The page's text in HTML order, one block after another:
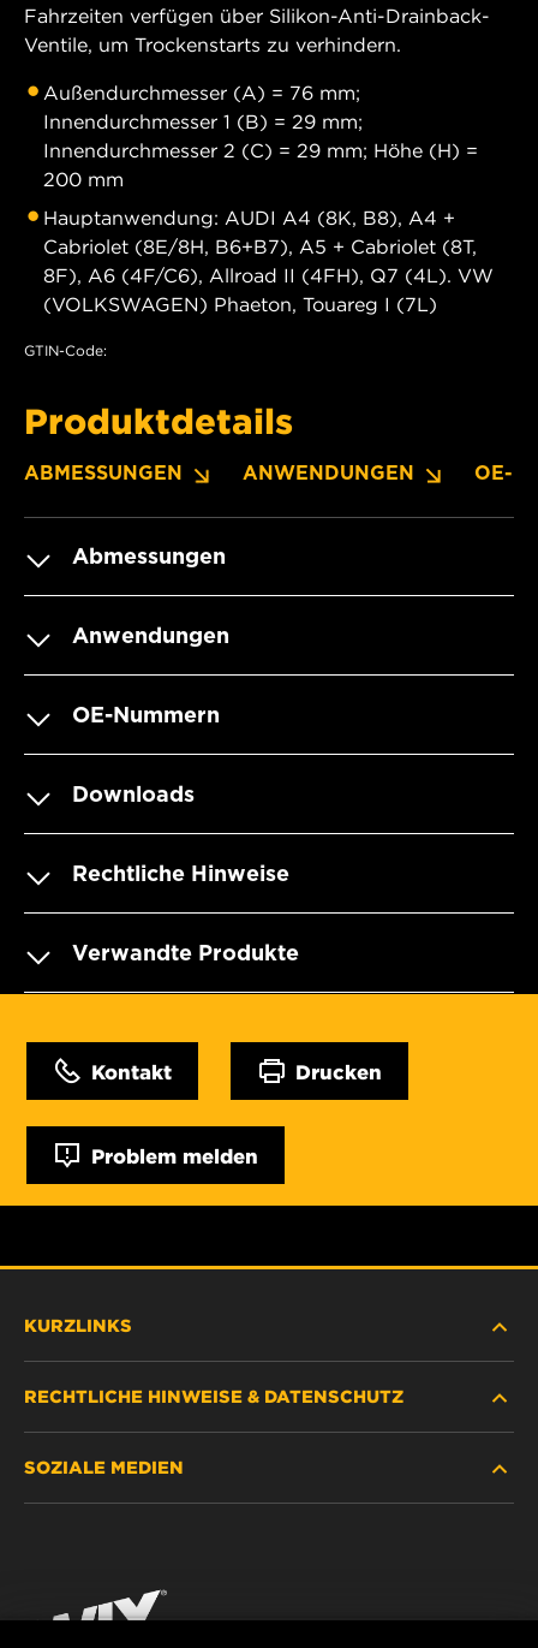
Fahrzeiten verfügen über Silikon-Anti-Drainback-
Ventile, um Trockenstarts zu verhindern.
Außendurchmesser (A) = 76 mm;
Innendurchmesser 1 (B) = 29 mm;
Innendurchmesser 2 (C) = 29 mm; Höhe (H) =
200 mm
Hauptanwendung: AUDI A4 (8K, B8), A4 +
Cabriolet (8E/8H, B6+B7), A5 + Cabriolet (8T,
8F), A6 (4F/C6), Allroad II (4FH), Q7 (4L). VW
(VOLKSWAGEN) Phaeton, Touareg I (7L)
GTIN-Code:
Produktdetails
ABMESSUNGEN ANWENDUNGEN OE-
Abmessungen
Anwendungen
OE-Nummern
Downloads
Rechtliche Hinweise
Verwandte Produkte
Kontakt Drucken
Problem melden
KURZLINKS
HÄNDLERSUCHE
KONTAKT
RECHTLICHE HINWEISE & DATENSCHUTZ
IMPRESSUM
SOZIALE MEDIEN
YouTube